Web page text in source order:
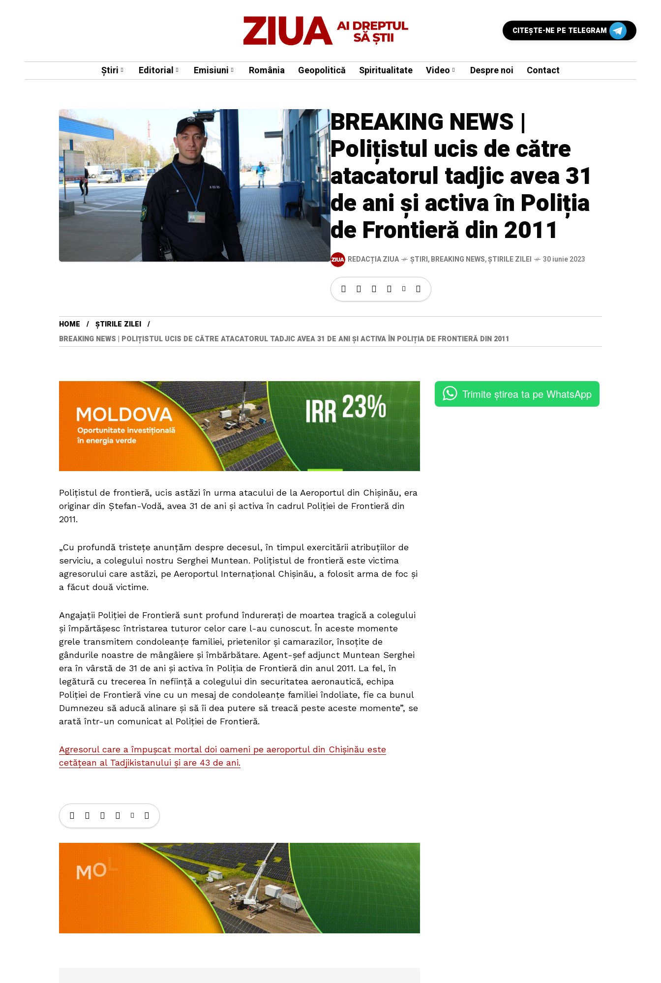
CITEŞTE-NE PE TELEGRAM
Știri Editorial Emisiuni România Geopolitică Spiritualitate Video Despre noi Contact
BREAKING NEWS |
Polițistul ucis de către
atacatorul tadjic avea 31
de ani și activa în Poliția
de Frontieră din 2011
REDACȚIA ZIUA ȘTIRI,BREAKING NEWS,ȘTIRILE ZILEI 30 iunie 2023
HOME
ȘTIRILE ZILEI
BREAKING NEWS | POLIȚISTUL UCIS DE CĂTRE ATACATORUL TADJIC AVEA 31 DE ANI ȘI ACTIVA ÎN POLIȚIA DE FRONTIERĂ DIN 2011
Polițistul de frontieră, ucis astăzi în urma atacului de la Aeroportul din Chișinău, era
originar din Ștefan-Vodă, avea 31 de ani și activa în cadrul Poliției de Frontieră din
2011.
„Cu profundă tristețe anunțăm despre decesul, în timpul exercitării atribuțiilor de
serviciu, a colegului nostru Serghei Muntean. Polițistul de frontieră este victima
agresorului care astăzi, pe Aeroportul Internațional Chișinău, a folosit arma de foc și
a făcut două victime.
Angajații Poliției de Frontieră sunt profund îndurerați de moartea tragică a colegului
și împărtășesc întristarea tuturor celor care l-au cunoscut. În aceste momente
grele transmitem condoleanțe familiei, prietenilor și camarazilor, însoțite de
gândurile noastre de mângâiere şi îmbărbătare. Agent-șef adjunct Muntean Serghei
era în vârstă de 31 de ani și activa în Poliția de Frontieră din anul 2011. La fel, în
legătură cu trecerea în neființă a colegului din securitatea aeronautică, echipa
Poliției de Frontieră vine cu un mesaj de condoleanțe familiei îndoliate, fie ca bunul
Dumnezeu să aducă alinare și să îi dea putere să treacă peste aceste momente”, se
arată într-un comunicat al Poliției de Frontieră.
Agresorul care a împușcat mortal doi oameni pe aeroportul din Chișinău este
cetățean al Tadjikistanului și are 43 de ani.
Trimite știrea ta pe WhatsApp